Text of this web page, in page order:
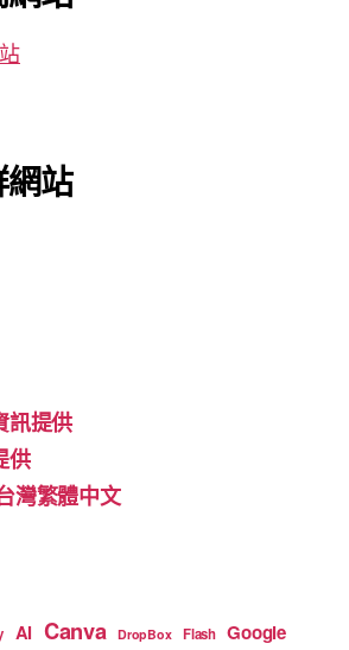
站
訊提供
供
灣繁體中文
AI Canva DropBox Flash Google